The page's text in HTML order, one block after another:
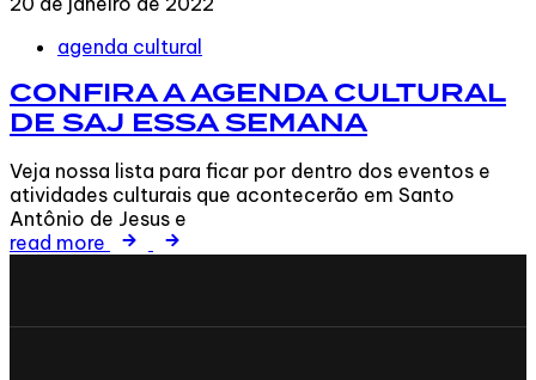
Tags
agenda cultural
CONFIRA A AGENDA CULTURAL
DE SAJ ESSA SEMANA
Veja nossa lista para ficar por dentro dos eventos e
atividades culturais que acontecerão em Santo
Antônio de Jesus e
read more